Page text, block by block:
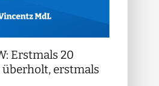
Erstmals 20
überholt, erstmals